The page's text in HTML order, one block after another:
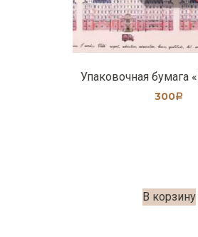
Упаковочная бумага
300 Р
В корзину